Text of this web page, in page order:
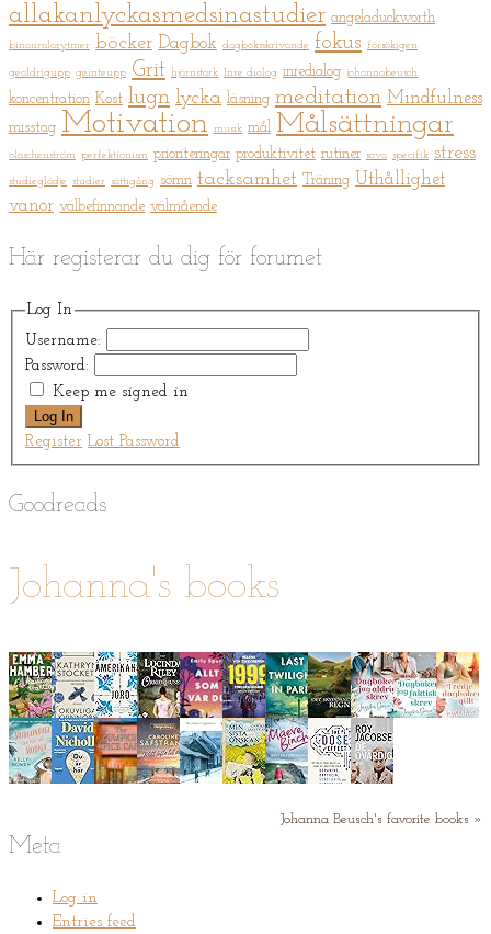
allakanlyckasmedsinastudier angeladuckworth
binauralarytmer böcker Dagbok dagboksskrivande fokus försökigen
gealdrigupp geinteupp Grit hjärnstark Inre dialog inredialog johannabeusch
koncentration Kost lugn lycka läsning meditation Mindfulness
misstag Motivation musik mål Målsättningar
olaschenström perfektionism prioriteringar produktivitet rutiner sova specifik stress
studieglädje studier sättigång sömn tacksamhet Träning Uthållighet
vanor välbefinnande välmående
Här registerar du dig för forumet
Log In
Username:
Password:
Keep me signed in
Log In
Register Lost Password
Goodreads
Johanna's books
Johanna Beusch's favorite books »
Meta
Log in
Entries feed